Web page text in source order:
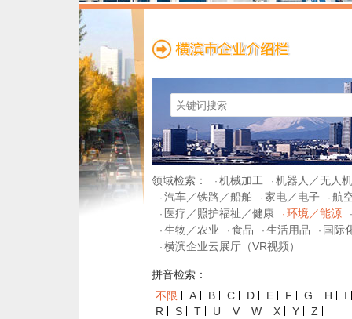
领域检索： · 机械加工 · 机器人／无人机
· 汽车／铁路／船舶 · 家电／电子 · 航
· 医疗／照护福祉／健康 · 环境／能源
·
· 生物／农业 · 食品 · 生活用品 · 国际
· 横滨企业云展厅（VR视频）
拼音检索：
不限
A B C D E F G H
I
R
S T U V W X Y Z